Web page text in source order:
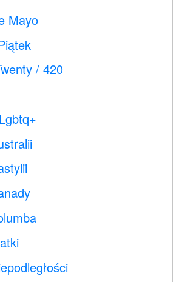
Mayo
/ 420